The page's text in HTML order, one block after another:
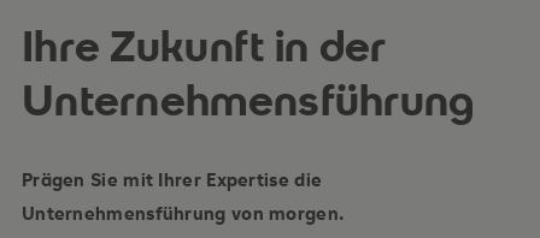
Ihre Zukunft in der
Unternehmensführung
Prägen Sie mit Ihrer Expertise die
Unternehmensführung von morgen.